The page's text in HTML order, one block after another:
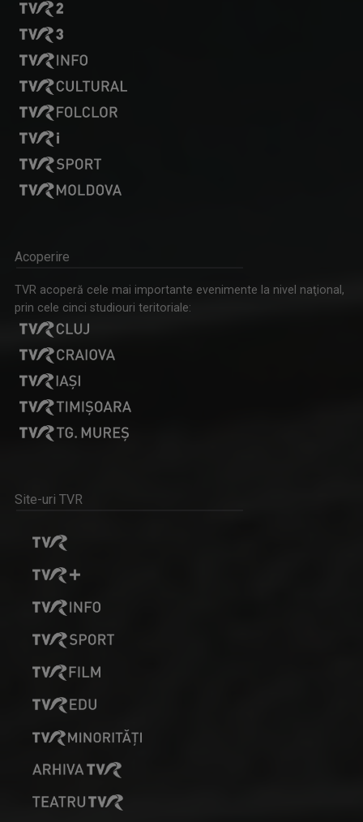
Pentru o minte sănătoasă, consumaţi cel puţin ...
TELEJURNAL REGIONAL
Luni-vineri, ora 17.00
CĂLĂTOR DE MESERIE
DESCRIPTIO MOLDAVIAE
MĂDĂLINA VLĂSCEANU
LOREDANA CORCHIȘ
Prezintă Telejurnal regional, de luni până ...
Acoperire
TVR acoperă cele mai importante evenimente la nivel naţional,
prin cele cinci studiouri teritoriale:
Site-uri TVR